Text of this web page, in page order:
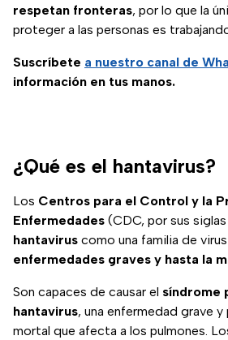
respetan fronteras, por lo que la
proteger a las personas es
Suscríbete a nuestro canal de
información en tus manos.
¿Qué es el hantavirus?
Los Centros para el Control y la
Enfermedades (CDC, por sus
hantavirus como una familia de
enfermedades graves y hasta la
Son capaces de causar el síndrome
hantavirus, una enfermedad grave
mortal que afecta a los pulmones.